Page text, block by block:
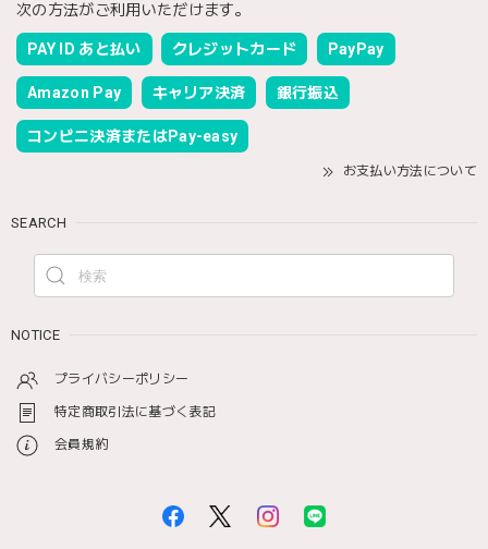
次の方法がご利用いただけます。
PAY ID あと払い クレジットカード PayPay
Amazon Pay キャリア決済 銀行振込
コンビニ決済またはPay-easy
お支払い方法について
SEARCH
NOTICE
プライバシーポリシー
特定商取引法に基づく表記
会員規約